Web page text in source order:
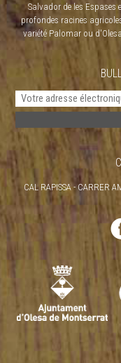
Salvador de les Espases
profondes racines
variété Palomar ou
CAL RAPISSA - CARRER